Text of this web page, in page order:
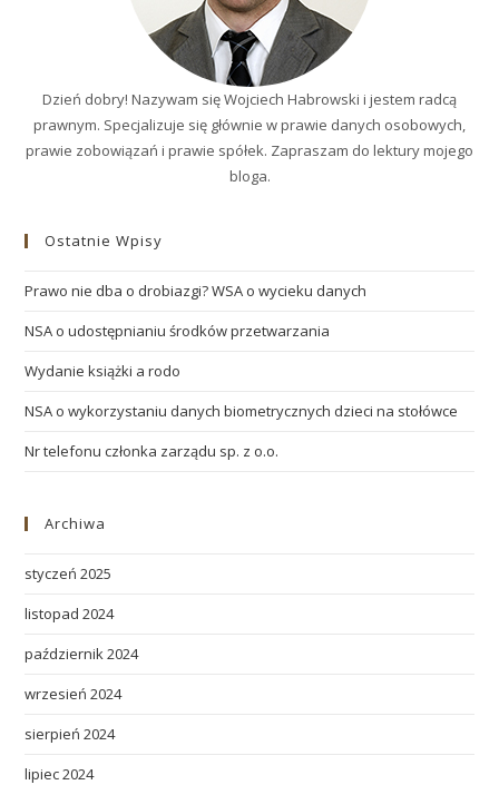
Dzień dobry! Nazywam się Wojciech Habrowski i jestem radcą
prawnym. Specjalizuje się głównie w prawie danych osobowych,
prawie zobowiązań i prawie spółek. Zapraszam do lektury mojego
bloga.
Ostatnie Wpisy
Prawo nie dba o drobiazgi? WSA o wycieku danych
NSA o udostępnianiu środków przetwarzania
Wydanie książki a rodo
NSA o wykorzystaniu danych biometrycznych dzieci na stołówce
Nr telefonu członka zarządu sp. z o.o.
Archiwa
styczeń 2025
listopad 2024
październik 2024
wrzesień 2024
sierpień 2024
lipiec 2024